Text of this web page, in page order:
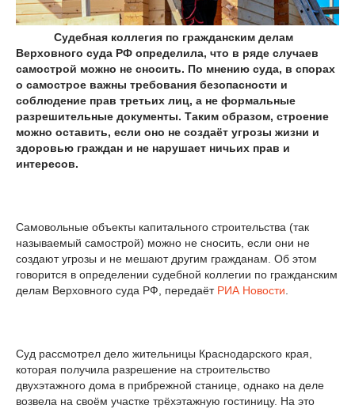
Судебная коллегия по гражданским делам
Верховного суда РФ определила, что в ряде случаев
самострой можно не сносить. По мнению суда, в спорах
о самострое важны требования безопасности и
соблюдение прав третьих лиц, а не формальные
разрешительные документы. Таким образом, строение
можно оставить, если оно не создаёт угрозы жизни и
здоровью граждан и не нарушает ничьих прав и
интересов.
Самовольные объекты капитального строительства (так
называемый самострой) можно не сносить, если они не
создают угрозы и не мешают другим гражданам. Об этом
говорится в определении судебной коллегии по гражданским
делам Верховного суда РФ, передаёт РИА Новости
Суд рассмотрел дело жительницы Краснодарского края,
которая получила разрешение на строительство
двухэтажного дома в прибрежной станице, однако на деле
возвела на своём участке трёхэтажную гостиницу. На это